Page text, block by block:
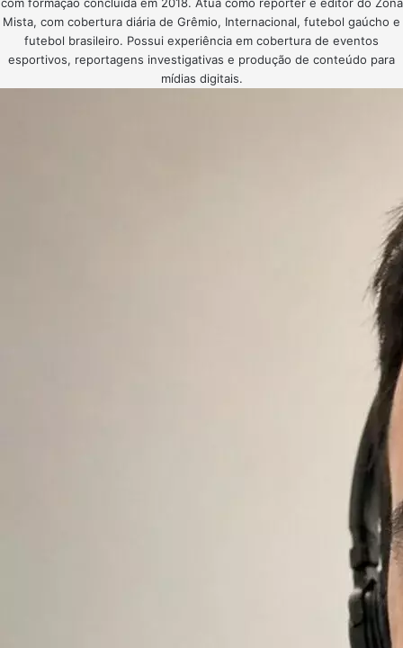
com formação concluída em 2018. Atua como repórter e editor do Zona
Mista, com cobertura diária de Grêmio, Internacional, futebol gaúcho e
futebol brasileiro. Possui experiência em cobertura de eventos
esportivos, reportagens investigativas e produção de conteúdo para
mídias digitais.